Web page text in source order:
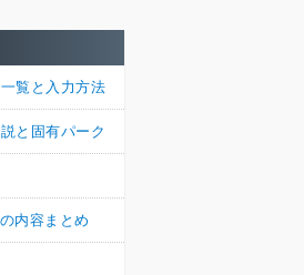
覧と入力方法
と固有パーク
内容まとめ